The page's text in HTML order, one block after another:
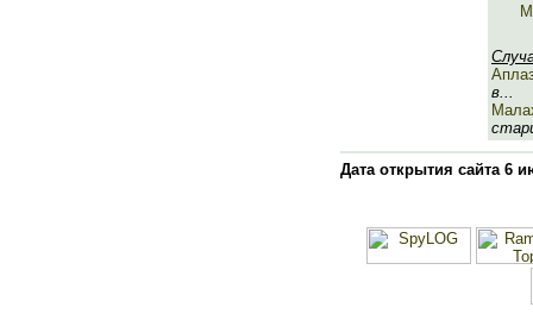
в...
Дата открытия сайта 6